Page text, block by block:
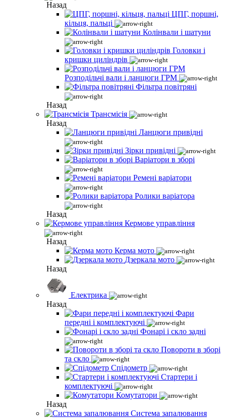
Назад
ЦПГ, поршні,
кільця, пальці
Колінвали і шатуни
Головки і
кришки циліндрів
Розподільчі вали і ланцюги ГРМ
Фільтра повітряні
Назад
Трансмісія
Назад
Ланцюги привідні
Зірки привідні
Варіатори в зборі
Ремені варіатори
Ролики варіатора
Назад
Кермове управління
Назад
Керма мото
Дзеркала мото
Назад
Електрика
Назад
Фари
передні і комплектуючі
Фонарі і скло задні
Повороти в зборі
та скло
Спідометр
Стартери і
комплектуючі
Комутатори
Назад
Система запалювання